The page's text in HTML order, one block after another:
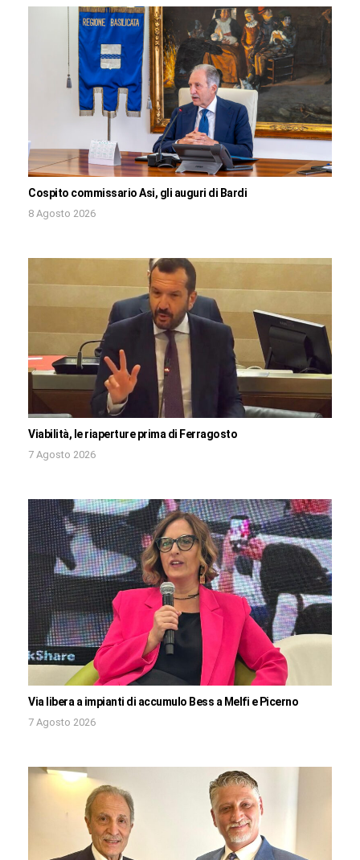
Cospito commissario Asi, gli auguri di Bardi
8 Agosto 2026
Viabilità, le riaperture prima di Ferragosto
7 Agosto 2026
Via libera a impianti di accumulo Bess a Melfi e Picerno
7 Agosto 2026